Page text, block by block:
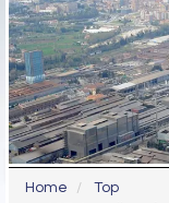
Home
Top